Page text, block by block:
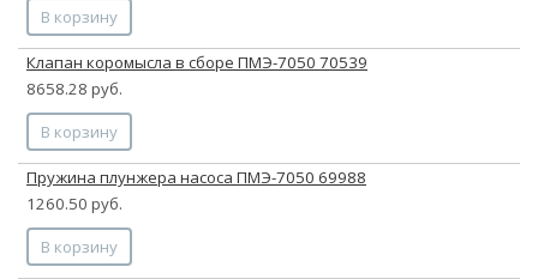
В корзину
Клапан коромысла в сборе ПМЭ-7050 70539
8658.28 руб.
В корзину
Пружина плунжера насоса ПМЭ-7050 69988
1260.50 руб.
В корзину